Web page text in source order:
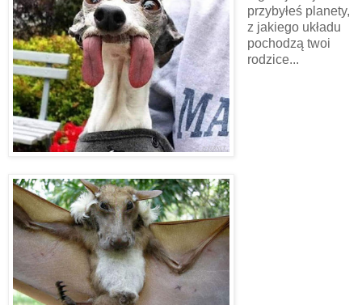
przybyłeś planety,
z jakiego układu
pochodzą twoi
rodzice...